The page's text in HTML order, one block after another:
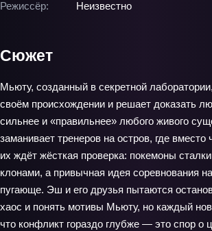
Режиссёр:
Неизвестно
Сюжет
Мьюту, созданный в секретной
своём происхождении и решает доказать
сильнее и «правильнее» любого живого
заманивает тренеров на остров, где вместо
их ждёт жёсткая проверка: покемоны
клонами, а привычная идея соревнования
пугающе. Эш и его друзья пытаются
хаос и понять мотивы Мьюту, но каждый
что конфликт гораздо глубже — это спор о